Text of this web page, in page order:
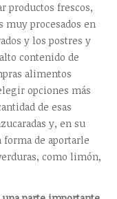
productos frescos,
procesados en
y los postres y
contenido de
alimentos
opciones más
de esas
y, en su
forma de aportarle
como limón,